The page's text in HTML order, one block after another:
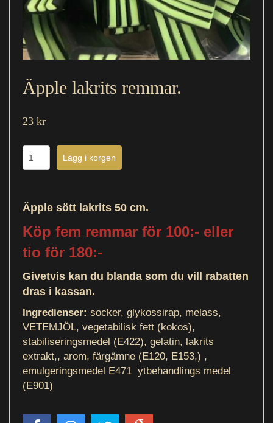
Äpple lakrits remmar.
23 kr
Äpple sött lakrits 50 cm.
Köp fem remmar för 100:- eller
tio för 180:-
Givetvis kan du blanda som du vill rabatten
dras i kassan.
Ingredienser: socker, glykossirap, melass,
VETEMJÖL, vegetabilisk fett (kokos),
stabiliseringsmedel (E422), gelatin, lakrits
extrakt,, arom, färgämne (E120, E153,) ,
emulgeringsmedel E471 ytbehandlings medel
(E901)